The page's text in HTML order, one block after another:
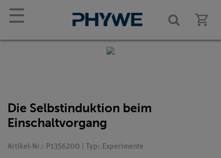
☰
Die Selbstinduktion beim
Einschaltvorgang
Artikel-Nr.: P1356200 | Typ: Experimente